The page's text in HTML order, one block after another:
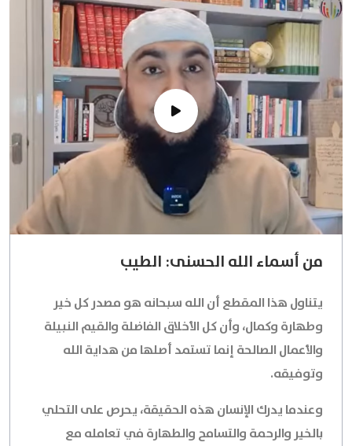
من أسماء الله الحسنى: الطيب
يتناول هذا المقطع أن الله سبحانه هومصدر كل خير
وطهارة وكمال، وأن كل الأخلاق الفاضلة والقيم النبيلة
والأعمال الصالحة إنما تستمد أصلها من هداية الله
وتوفيقه.
وعندما يدرك الإنسان هذه الحقيقة، يحرص على التحلي
بالخير والرحمة والتسامح والطهارة في تعامله مع